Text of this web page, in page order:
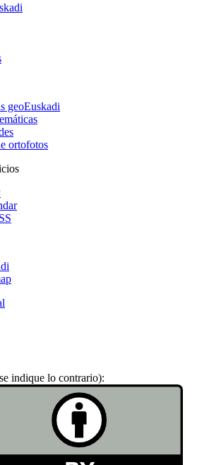
geoEuskadi
ortofotos
indique lo contrario):